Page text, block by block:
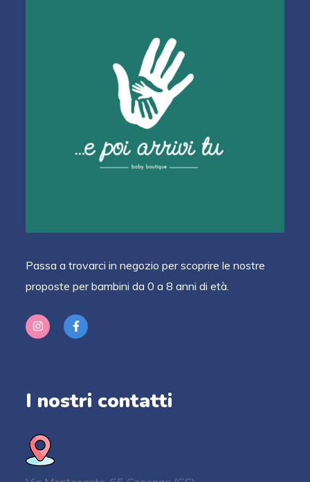
Passa a trovarci in negozio per scoprire le nostre
proposte per bambini da 0 a 8 anni di età.
I nostri contatti